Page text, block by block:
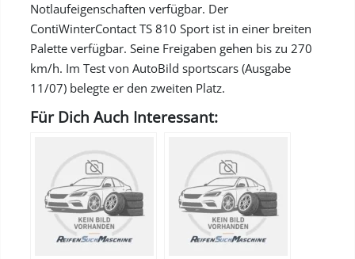
Notlaufeigenschaften verfügbar. Der
ContiWinterContact TS 810 Sport ist in einer breiten
Palette verfügbar. Seine Freigaben gehen bis zu 270
km/h. Im Test von AutoBild sportscars (Ausgabe
11/07) belegte er den zweiten Platz.
Für Dich Auch Interessant: